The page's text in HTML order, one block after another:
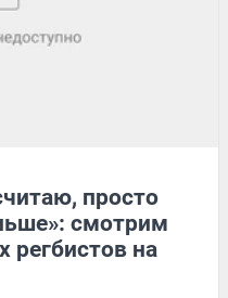
просто
смотрим
регбистов на